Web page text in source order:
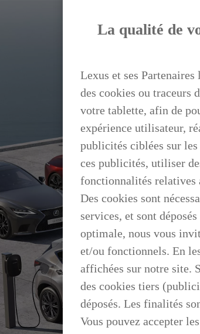
La qualité de
Lexus et ses Partenaires
des cookies ou traceurs
votre tablette, afin de
expérience utilisateur,
publicités ciblées sur
ces publicités, utiliser
fonctionnalités relatives
Des cookies sont
services, et sont
optimale, nous vous
et/ou fonctionnels. En
affichées sur notre site.
des cookies tiers
déposés. Les finalités
Vous pouvez accepter